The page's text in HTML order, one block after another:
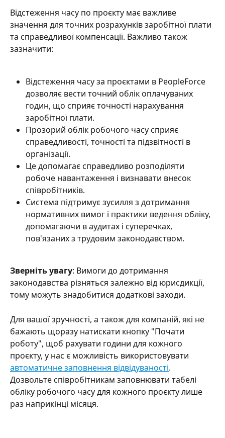
Відстеження часу по проєкту має важливе
значення для точних розрахунків заробітної плати
та справедливої компенсації. Важливо також
зазначити:
Відстеження часу за проєктами в PeopleForce
дозволяє вести точний облік оплачуваних
годин, що сприяє точності нарахування
заробітної плати.
Прозорий облік робочого часу сприяє
справедливості, точності та підзвітності в
організації.
Це допомагає справедливо розподіляти
робоче навантаження і визнавати внесок
співробітників.
Система підтримує зусилля з дотримання
нормативних вимог і практики ведення обліку,
допомагаючи в аудитах і суперечках,
пов'язаних з трудовим законодавством.
Зверніть увагу: Вимоги до дотримання
законодавства різняться залежно від юрисдикції,
тому можуть знадобитися додаткові заходи.
Для вашої зручності, а також для компаній, які не
бажають щоразу натискати кнопку "Почати
роботу", щоб рахувати години для кожного
проєкту, у нас є можливість використовувати
автоматичне заповнення відвідуваності.
Дозвольте співробітникам заповнювати табелі
обліку робочого часу для кожного проєкту лише
раз наприкінці місяця.